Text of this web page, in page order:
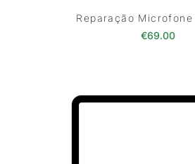
Reparação Microfone
€69.00